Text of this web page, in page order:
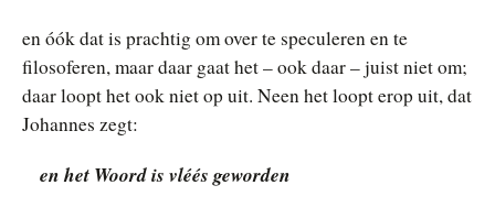
en óók dat is prachtig om over te speculeren en te
filosoferen, maar daar gaat het – ook daar – juist niet om;
daar loopt het ook niet op uit. Neen het loopt erop uit, dat
Johannes zegt:
en het Woord is vléés geworden